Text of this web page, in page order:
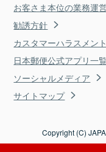
お客さま本位の業務運
勧誘方針
カスタマーハラスメン
日本郵便公式アプリ一覧
ソーシャルメディア
サイトマップ
Copyright (C)